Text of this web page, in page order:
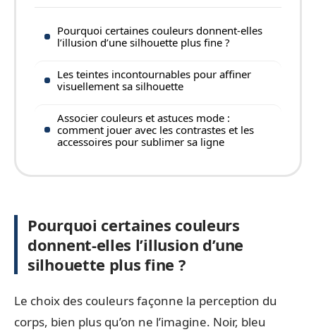
Pourquoi certaines couleurs donnent-elles
l’illusion d’une silhouette plus fine ?
Les teintes incontournables pour affiner
visuellement sa silhouette
Associer couleurs et astuces mode :
comment jouer avec les contrastes et les
accessoires pour sublimer sa ligne
Pourquoi certaines couleurs
donnent-elles l’illusion d’une
silhouette plus fine ?
Le choix des couleurs façonne la perception du
corps, bien plus qu’on ne l’imagine. Noir, bleu